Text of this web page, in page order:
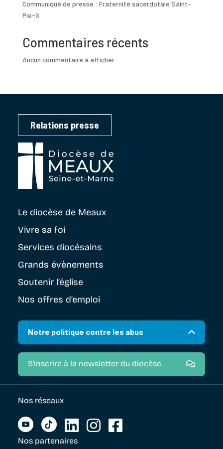
Communiqué de presse : Fraternité sacerdotale Saint-
Pie-X
Commentaires récents
Aucun commentaire à afficher.
Relations presse
Le diocèse de Meaux
Vivre sa foi
Services diocésains
Grands évènements
Soutenir l’église
Nos offres d’emploi
Notre politique contre les abus
S'inscrire à la newsletter du diocèse
Nos réseaux
Nos partenaires